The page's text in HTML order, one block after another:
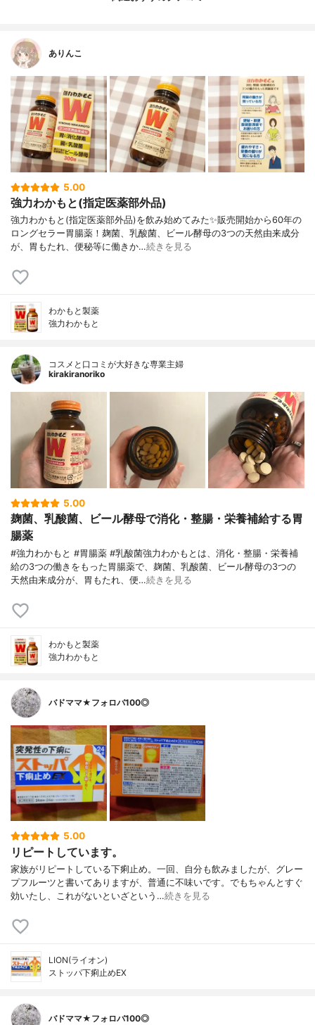
ありんこ
5.00
強力わかもと(指定医薬部外品)
強力わかもと(指定医薬部外品)を飲み始めてみた✨販売開始から60年の
ロングセラー胃腸薬！麹菌、乳酸菌、ビール酵母の3つの天然由来成分
が、胃もたれ、便秘等に働きか…続きを見る
わかもと製薬
強力わかもと
コスメと口コミが大好きな専業主婦
kirakiranoriko
5.00
麹菌、乳酸菌、ビール酵母で消化・整腸・栄養補給する胃
腸薬
#強力わかもと #胃腸薬 #乳酸菌強力わかもとは、消化・整腸・栄養補
給の3つの働きをもった胃腸薬で、麹菌、乳酸菌、ビール酵母の3つの
天然由来成分が、胃もたれ、便…続きを見る
わかもと製薬
強力わかもと
バドママ★フォロバ100◎
5.00
リピートしています。
家族がリピートしている下痢止め。一回、自分も飲みましたが、グレー
プフルーツと書いてありますが、普通に不味いです。でもちゃんとすぐ
効いたし、これがないといざという…続きを見る
LION(ライオン)
ストッパ下痢止めEX
バドママ★フォロバ100◎